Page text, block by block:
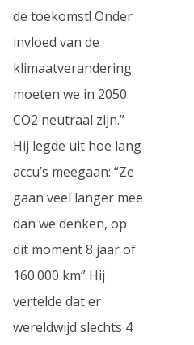
de toekomst! Onder
invloed van de
klimaatverandering
moeten we in 2050
CO2 neutraal zijn.”
Hij legde uit hoe lang
accu’s meegaan: “Ze
gaan veel langer mee
dan we denken, op
dit moment 8 jaar of
160.000 km” Hij
vertelde dat er
wereldwijd slechts 4